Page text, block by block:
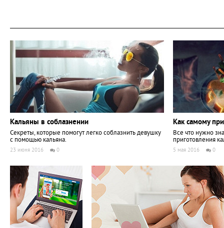
Кальяны в соблазнении
Секреты, которые помогут легко соблазнить девушку
с помощью кальяна.
23 июня 2016 0
Как самому
Все что нужно
приготовления
5 мая 2016 0